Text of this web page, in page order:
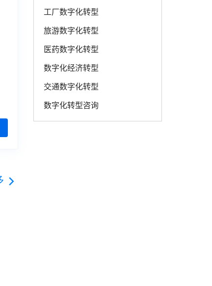
工厂数字化转型
旅游数字化转型
医药数字化转型
数字化经济转型
交通数字化转型
数字化转型咨询